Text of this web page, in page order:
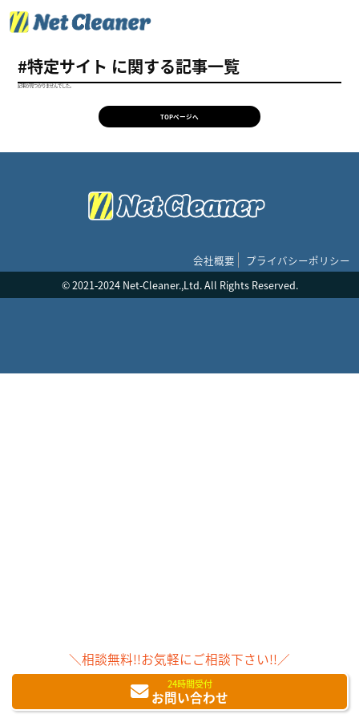
＼相談無料!!お気軽にご相談下さい!!／
24時間受付
お問い合わせ
#特定サイト に関する記事一覧
記事が見つかりませんでした。
TOPページへ
会社概要
プライバシーポリシー
© 2021-2024 Net-Cleaner.,Ltd. All Rights Reserved.